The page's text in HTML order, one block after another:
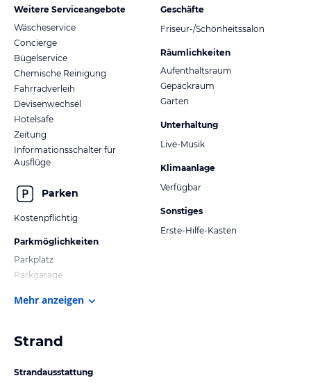
Weitere Serviceangebote
Wäscheservice
Concierge
Bügelservice
Chemische Reinigung
Fahrradverleih
Devisenwechsel
Hotelsafe
Zeitung
Informationsschalter für
Ausflüge
Parken
Kostenpflichtig
Parkmöglichkeiten
Parkplatz
Parkgarage
Geschäfte
Friseur-/Schönheitssalon
Räumlichkeiten
Aufenthaltsraum
Gepäckraum
Garten
Unterhaltung
Live-Musik
Klimaanlage
Verfügbar
Sonstiges
Erste-Hilfe-Kasten
Mehr anzeigen
Strand
Strandausstattung